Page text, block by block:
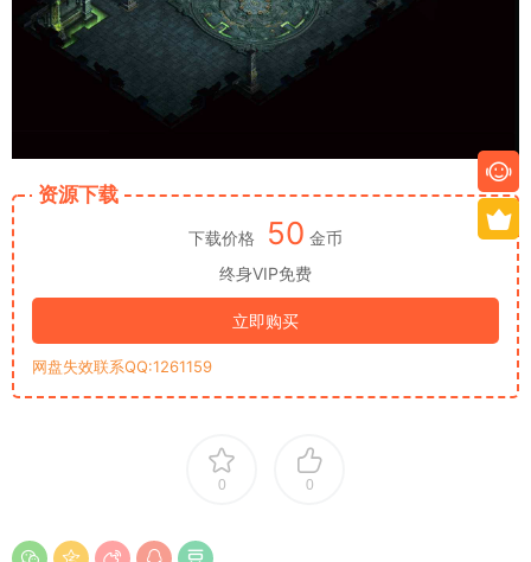
资源下载
下载价格 50 金币
终身VIP免费
立即购买
网盘失效联系QQ:1261159
0 0